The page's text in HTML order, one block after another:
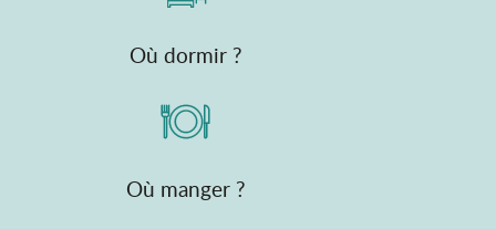
Où dormir ?
Où manger ?